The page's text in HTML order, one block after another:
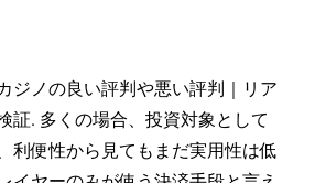
ジノの良い評判や悪い評判｜リア
証. 多くの場合、投資対象として
利便性から見てもまだ実用性は低